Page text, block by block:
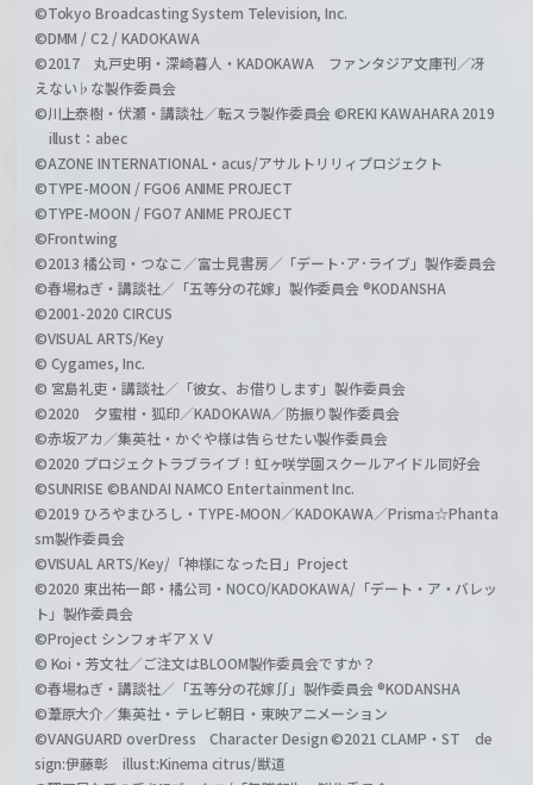
©Tokyo Broadcasting System Television, Inc.
©DMM / C2 / KADOKAWA
©2017 丸戸史明・深崎暮人・KADOKAWA ファンタジア文庫刊／冴
えない♭な製作委員会
©川上泰樹・伏瀬・講談社／転スラ製作委員会 ©REKI KAWAHARA 2019
illust：abec
©AZONE INTERNATIONAL・acus/アサルトリリィプロジェクト
©TYPE-MOON / FGO6 ANIME PROJECT
©TYPE-MOON / FGO7 ANIME PROJECT
©Frontwing
©2013 橘公司・つなこ／富士見書房／「デート･ア･ライブ」製作委員会
©春場ねぎ・講談社／「五等分の花嫁」製作委員会 ®KODANSHA
©2001-2020 CIRCUS
©VISUAL ARTS/Key
© Cygames, Inc.
© 宮島礼吏・講談社／「彼女、お借りします」製作委員会
©2020 夕蜜柑・狐印／KADOKAWA／防振り製作委員会
©赤坂アカ／集英社・かぐや様は告らせたい製作委員会
©2020 プロジェクトラブライブ！虹ヶ咲学園スクールアイドル同好会
©SUNRISE ©BANDAI NAMCO Entertainment Inc.
©2019 ひろやまひろし・TYPE-MOON／KADOKAWA／Prisma☆Phanta
sm製作委員会
©VISUAL ARTS/Key/「神様になった日」Project
©2020 東出祐一郎・橘公司・NOCO/KADOKAWA/「デート・ア・バレッ
ト」製作委員会
©Project シンフォギアＸＶ
© Koi・芳文社／ご注文はBLOOM製作委員会ですか？
©春場ねぎ・講談社／「五等分の花嫁∬」製作委員会 ®KODANSHA
©葦原大介／集英社・テレビ朝日・東映アニメーション
©VANGUARD overDress Character Design ©2021 CLAMP・ST de
sign:伊藤彰 illust:Kinema citrus/獣道